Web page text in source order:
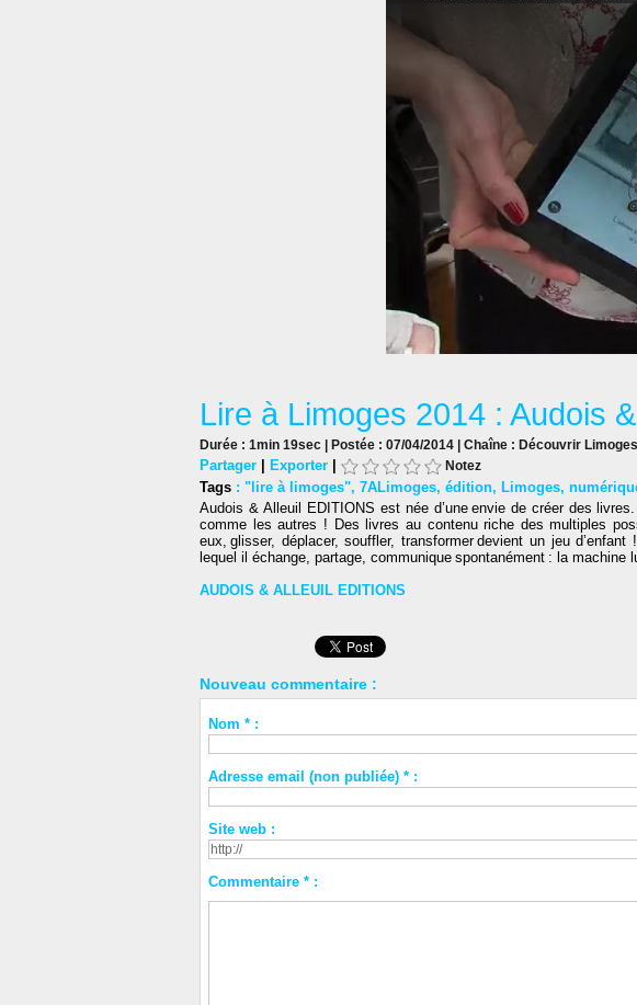
Lire à Limoges 2014 : Audois
Durée : 1min 19sec | Postée : 07/04/2014 | Chaîne : Découvrir Limoges
Partager | Exporter | Notez
Tags : "lire à limoges", 7ALimoges, édition, Limoges,
Audois & Alleuil EDITIONS est née d’une envie de créer des
comme les autres ! Des livres au contenu riche des multiples
eux, glisser, déplacer, souffler, transformer devient un jeu
lequel il échange, partage, communique spontanément : la machine
AUDOIS & ALLEUIL EDITIONS
Nouveau commentaire :
Nom * :
Adresse email (non publiée) * :
Site web :
Commentaire * :